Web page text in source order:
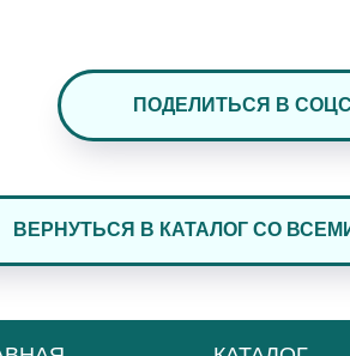
ПОДЕЛИТЬСЯ В
ВЕРНУТЬСЯ В КАТАЛОГ СО